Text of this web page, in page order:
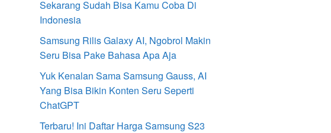
Sekarang Sudah Bisa Kamu Coba Di
Indonesia
Samsung Rilis Galaxy AI, Ngobrol Makin
Seru Bisa Pake Bahasa Apa Aja
Yuk Kenalan Sama Samsung Gauss, AI
Yang Bisa Bikin Konten Seru Seperti
ChatGPT
Terbaru! Ini Daftar Harga Samsung S23